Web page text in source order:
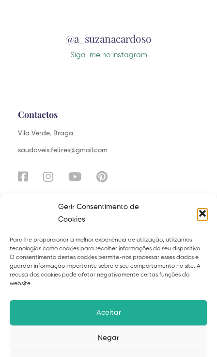
Gerir Consentimento de
Cookies
Para lhe proporcionar a melhor experiência de utilização, utilizamos
tecnologias como cookies para recolher informações do seu dispositivo.
O consentimento destes cookies permite-nos processar esses dados e
guardar informação importante sobre o seu comportamento no site. A
recusa dos cookies pode afetar negativamente certas funções do
website.
Aceitar
Negar
@a_suzanacardoso
Siga-me no instagram
Contactos
Vila Verde, Braga
saudaveis.felizes@gmail.com
Sobre Serviços
Curso Ebooks
Blog
Políticas de privacidade Termos